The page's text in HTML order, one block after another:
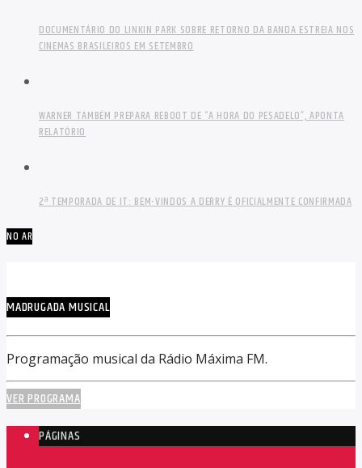
DOCUMENTÁRIO DO LINKIN PARK SOBRE RETORNO DA BANDA ESTREIA NOS
CINEMAS BRASILEIROS EM SETEMBRO
WARNER TAMBÉM PREPARA REBOOT DE “A HORA DO PESADELO”, APONTA
RELATÓRIO
2ª TEMPORADA DE IT: BEM-VINDOS A DERRY É OFICIALMENTE CONFIRMADA
NO AR
MADRUGADA MUSICAL
Programação musical da Rádio Máxima FM.
VER PROGRAMA
PÁGINAS